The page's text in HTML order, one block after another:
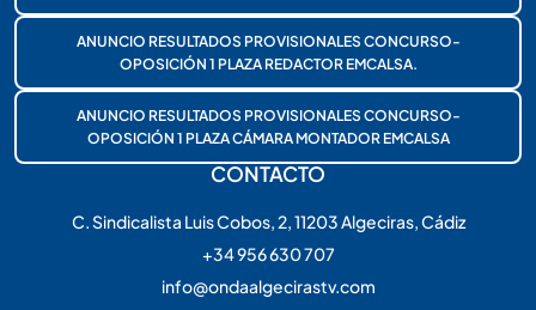
ANUNCIO RESULTADOS PROVISIONALES CONCURSO-
OPOSICIÓN 1 PLAZA REDACTOR EMCALSA.
ANUNCIO RESULTADOS PROVISIONALES CONCURSO-
OPOSICIÓN 1 PLAZA CÁMARA MONTADOR EMCALSA
CONTACTO
C. Sindicalista Luis Cobos, 2, 11203 Algeciras, Cádiz
+34 956 630 707
info@ondaalgecirastv.com